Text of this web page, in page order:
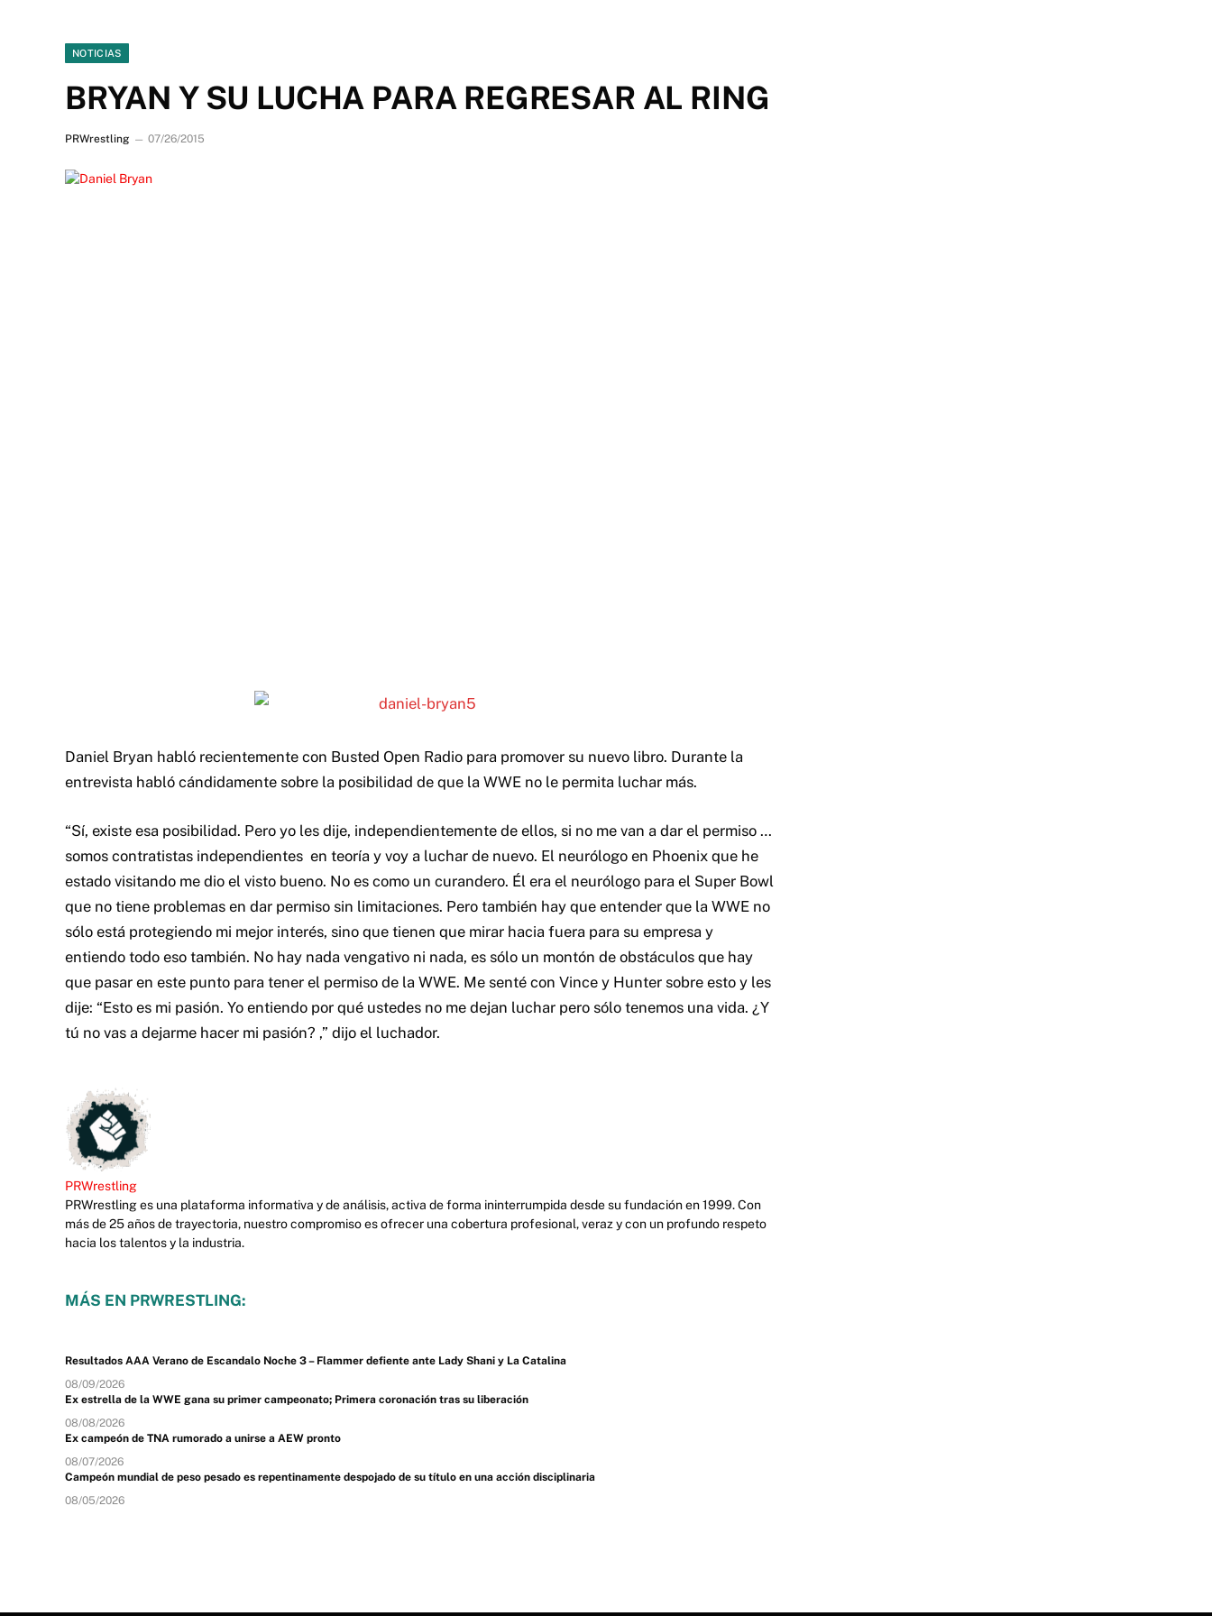
NOTICIAS
BRYAN Y SU LUCHA PARA REGRESAR AL RING
PRWrestling 07/26/2015
Daniel Bryan habló recientemente con Busted Open Radio para promover su nuevo libro. Durante la
entrevista habló cándidamente sobre la posibilidad de que la WWE no le permita luchar más.
“Sí, existe esa posibilidad. Pero yo les dije, independientemente de ellos, si no me van a dar el permiso …
somos contratistas independientes en teoría y voy a luchar de nuevo. El neurólogo en Phoenix que he
estado visitando me dio el visto bueno. No es como un curandero. Él era el neurólogo para el Super Bowl
que no tiene problemas en dar permiso sin limitaciones. Pero también hay que entender que la WWE no
sólo está protegiendo mi mejor interés, sino que tienen que mirar hacia fuera para su empresa y
entiendo todo eso también. No hay nada vengativo ni nada, es sólo un montón de obstáculos que hay
que pasar en este punto para tener el permiso de la WWE. Me senté con Vince y Hunter sobre esto y les
dije: “Esto es mi pasión. Yo entiendo por qué ustedes no me dejan luchar pero sólo tenemos una vida. ¿Y
tú no vas a dejarme hacer mi pasión? ,” dijo el luchador.
PRWrestling
PRWrestling es una plataforma informativa y de análisis, activa de forma ininterrumpida desde su fundación en 1999. Con
más de 25 años de trayectoria, nuestro compromiso es ofrecer una cobertura profesional, veraz y con un profundo respeto
hacia los talentos y la industria.
MÁS EN PRWRESTLING:
Resultados AAA Verano de Escandalo Noche 3 – Flammer defiente ante Lady Shani y La Catalina
08/09/2026
Ex estrella de la WWE gana su primer campeonato; Primera coronación tras su liberación
08/08/2026
Ex campeón de TNA rumorado a unirse a AEW pronto
08/07/2026
Campeón mundial de peso pesado es repentinamente despojado de su título en una acción disciplinaria
08/05/2026